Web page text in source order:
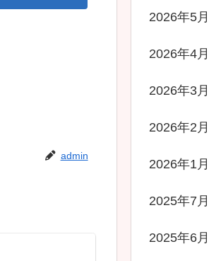
admin
2026年5月
2026年4月
2026年3月
2026年2月
2026年1月
2025年7月
2025年6月